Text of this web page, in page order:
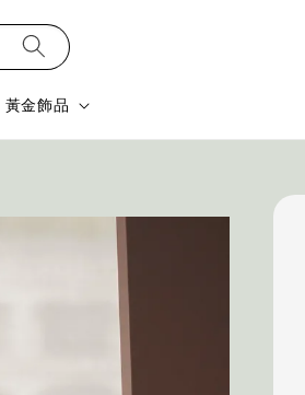
黃金飾品